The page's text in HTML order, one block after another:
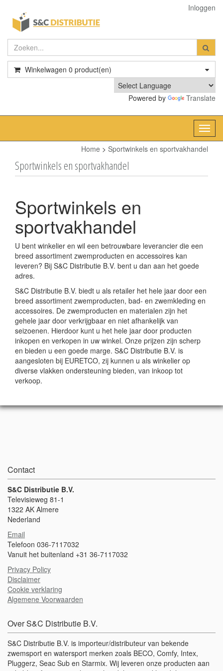
Inloggen
Winkelwagen 0 product(en)
Powered by Translate
Home > Sportwinkels en sportvakhandel
Sportwinkels en sportvakhandel
Sportwinkels en
sportvakhandel
U bent winkelier en wil een betrouwbare leverancier die een
breed assortiment zwemproducten en accessoires kan
leveren? Bij S&C Distributie B.V. bent u dan aan het goede
adres.
S&C Distributie B.V. biedt u als retailer het hele jaar door een
breed assortiment zwemproducten, bad- en zwemkleding en
accessoires. De zwemproducten en materialen zijn het
gehele jaar door verkrijgbaar en niet afhankelijk van
seizoenen. Hierdoor kunt u het hele jaar door producten
inkopen en verkopen in uw winkel. Onze prijzen zijn scherp
en bieden u een goede marge. S&C Distributie B.V. is
aangesloten bij EURETCO, zij kunnen u als winkelier op
diverse vlakken ondersteuning bieden, van inkoop tot
verkoop.
Contact
S&C Distributie B.V.
Televisieweg 81-1
1322 AK Almere
Nederland
Email
Telefoon 036-7117032
Vanuit het buitenland +31 36-7117032
Privacy Policy
Disclaimer
Cookie verklaring
Algemene Voorwaarden
Over S&C Distributie B.V.
S&C Distributie B.V. is importeur/distributeur van bekende
zwemsport en watersport merken zoals BECO, Comfy, Intex,
Pluggerz, Seac Sub en Starmix. Wij leveren onze producten aan